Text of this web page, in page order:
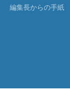
編集長からの手紙